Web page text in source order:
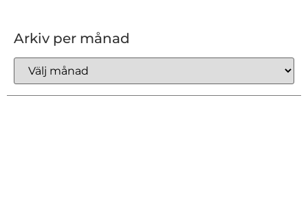
Arkiv per månad